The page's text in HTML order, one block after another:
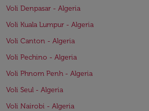
Voli Denpasar - Algeria
Voli Kuala Lumpur - Algeria
Voli Canton - Algeria
Voli Pechino - Algeria
Voli Phnom Penh - Algeria
Voli Seul - Algeria
Voli Nairobi - Algeria